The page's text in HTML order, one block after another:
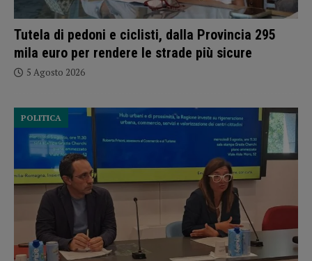
Tutela di pedoni e ciclisti, dalla Provincia 295
mila euro per rendere le strade più sicure
5 Agosto 2026
POLITICA